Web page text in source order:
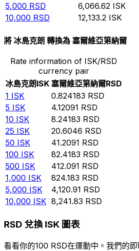
5,000 RSD 6,066.62 ISK
10,000 RSD 12,133.2 ISK
將 冰島克朗 轉換為 塞爾維亞第納爾
Rate information of ISK/RSD
currency pair
冰島克朗ISK 塞爾維亞第納爾RSD
1 ISK 0.824183 RSD
5 ISK 4.12091 RSD
10 ISK 8.24183 RSD
25 ISK 20.6046 RSD
50 ISK 41.2091 RSD
100 ISK 82.4183 RSD
500 ISK 412.091 RSD
1,000 ISK 824.183 RSD
5,000 ISK 4,120.91 RSD
10,000 ISK 8,241.83 RSD
RSD 兌換 ISK 圖表
看看你的100 RSD在運動中。我們的